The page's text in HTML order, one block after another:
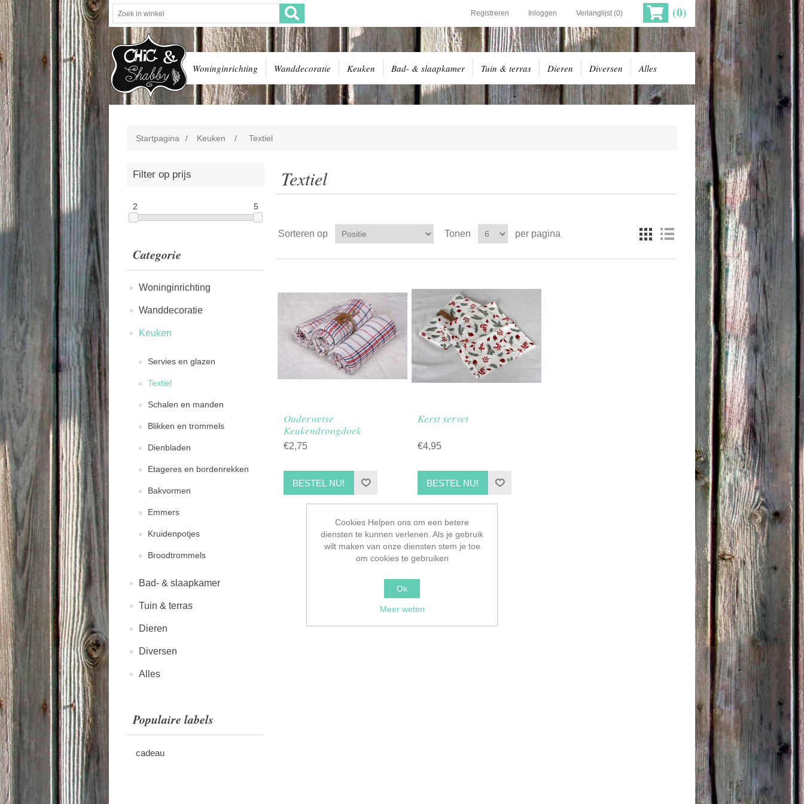
Registreren Inloggen Verlanglijst (0) (0)
Woninginrichting Wanddecoratie Keuken Bad- & slaapkamer Tuin & terras Dieren Diversen Alles
Startpagina / Keuken / Textiel
Filter op prijs
2 5
Categorie
Woninginrichting
Wanddecoratie
Keuken
Servies en glazen
Textiel
Schalen en manden
Blikken en trommels
Dienbladen
Etageres en bordenrekken
Bakvormen
Emmers
Kruidenpotjes
Broodtrommels
Bad- & slaapkamer
Tuin & terras
Dieren
Diversen
Alles
Populaire labels
cadeau
Textiel
Sorteren op Tonen per pagina
Ouderwetse
Keukendroogdoek
€2,75
BESTEL NU!
Kerst servet
€4,95
BESTEL NU!
Cookies Helpen ons om een betere
diensten te kunnen verlenen. Als je gebruik
wilt maken van onze diensten stem je toe
om cookies te gebruiken
Ok
Meer weten